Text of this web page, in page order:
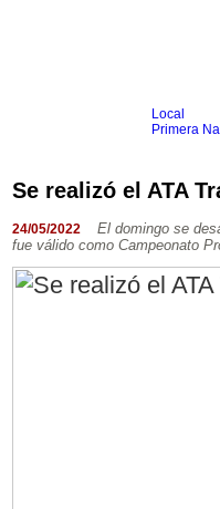
Local
Primera
Agrario
Boxeo
Ciclismo
Gim. Artística
Se realizó el ATA
24/05/2022
El domingo se
fue válido como Campeonato